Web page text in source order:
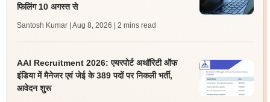
फिलिंग 10 अगस्त से
Santosh Kumar | Aug 8, 2026 | 2 mins read
AAI Recruitment 2026: एयरपोर्ट अथॉरिटी ऑफ
इंडिया में मैनेजर एवं जेई के 389 पदों पर निकली भर्ती,
आवेदन शुरू